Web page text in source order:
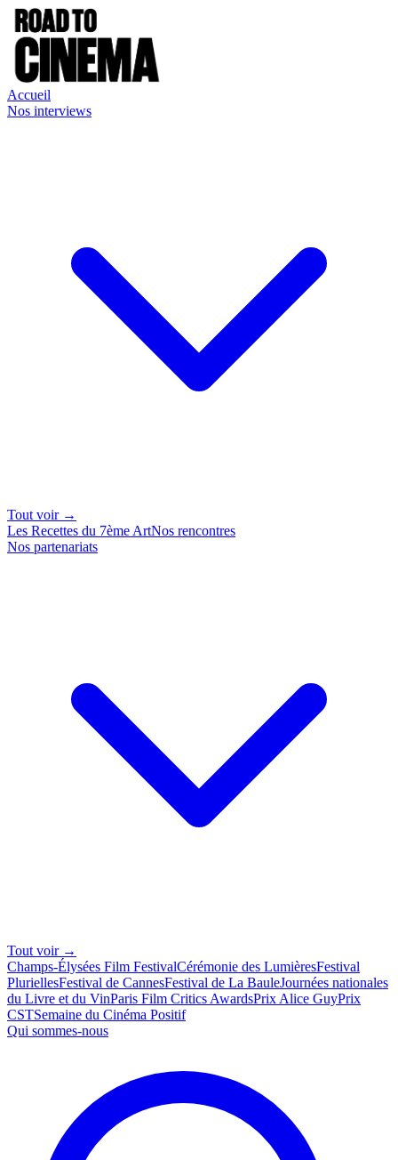
Accueil
Nos interviews
Tout voir →
Les Recettes du 7ème ArtNos rencontres
Nos partenariats
Tout voir →
Champs-Élysées Film FestivalCérémonie des LumièresFestival
PluriellesFestival de CannesFestival de La BauleJournées nationales
du Livre et du VinParis Film Critics AwardsPrix Alice GuyPrix
CSTSemaine du Cinéma Positif
Qui sommes-nous